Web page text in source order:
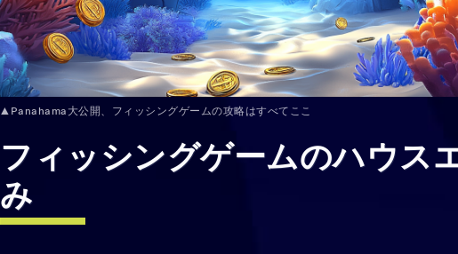
▲Panahama大公開、フィッシングゲームの攻略はすべてここ
フィッシングゲームのハウス
み